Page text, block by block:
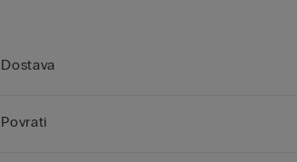
Dostava
Povrati